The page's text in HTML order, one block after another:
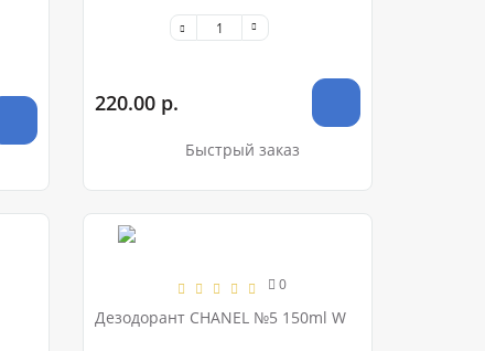
220.00 р.
Быстрый заказ
0
Дезодорант CHANEL №5 150ml W